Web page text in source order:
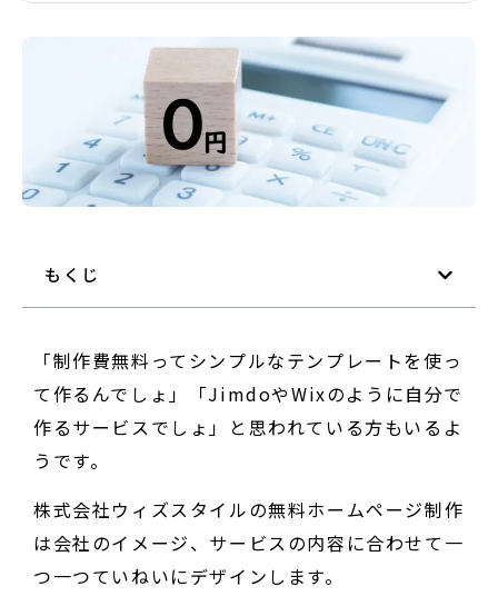
もくじ
「制作費無料ってシンプルなテンプレートを使っ
て作るんでしょ」「JimdoやWixのように自分で
作るサービスでしょ」と思われている方もいるよ
うです。
株式会社ウィズスタイルの無料ホームページ制作
は会社のイメージ、サービスの内容に合わせて一
つ一つていねいにデザインします。